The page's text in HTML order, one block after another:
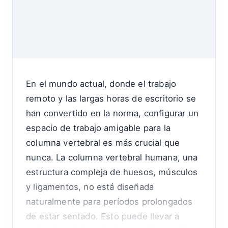
En el mundo actual, donde el trabajo
remoto y las largas horas de escritorio se
han convertido en la norma, configurar un
espacio de trabajo amigable para la
columna vertebral es más crucial que
nunca. La columna vertebral humana, una
estructura compleja de huesos, músculos
y ligamentos, no está diseñada
naturalmente para períodos prolongados
de estar sentado. Esto puede llevar a